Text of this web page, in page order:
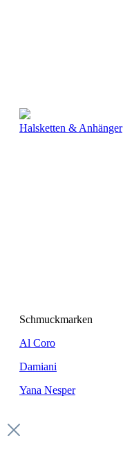
Halsketten & Anhänger
Schmuckmarken
Al Coro
Damiani
Yana Nesper